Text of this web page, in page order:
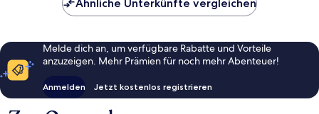
Ähnliche Unterkünfte vergleichen
Melde dich an, um verfügbare Rabatte und Vorteile
anzuzeigen. Mehr Prämien für noch mehr Abenteuer!
Anmelden Jetzt kostenlos registrieren